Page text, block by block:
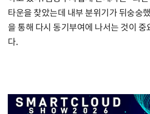
타운을 찾았는데 내부 분위기가 뒤숭숭
을 통해 다시 동기부여에 나서는 것이
다.